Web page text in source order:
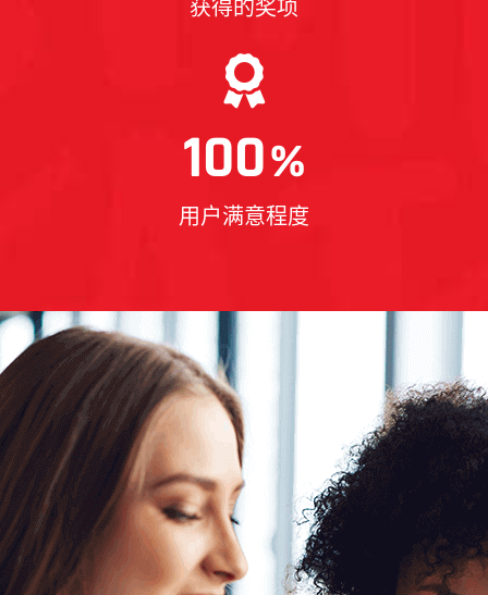
获得的奖项
100%
用户满意程度